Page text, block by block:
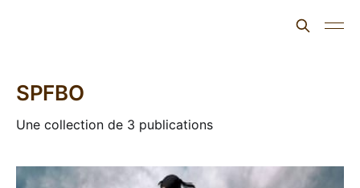
SPFBO
Une collection de 3 publications